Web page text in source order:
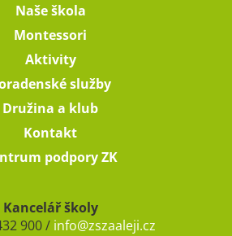
Naše škola
Montessori
Aktivity
služby
Družina a klub
Kontakt
podpory ZK
Kancelář školy
900 / info@zszaaleji.cz